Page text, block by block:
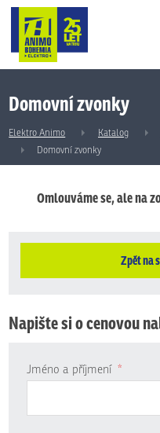
Domovní zvonky
Elektro Animo Katalog
Domovní zvonky
Omlouváme se, ale na
Zpět na
Napište si o cenovou
Jméno a příjmení *